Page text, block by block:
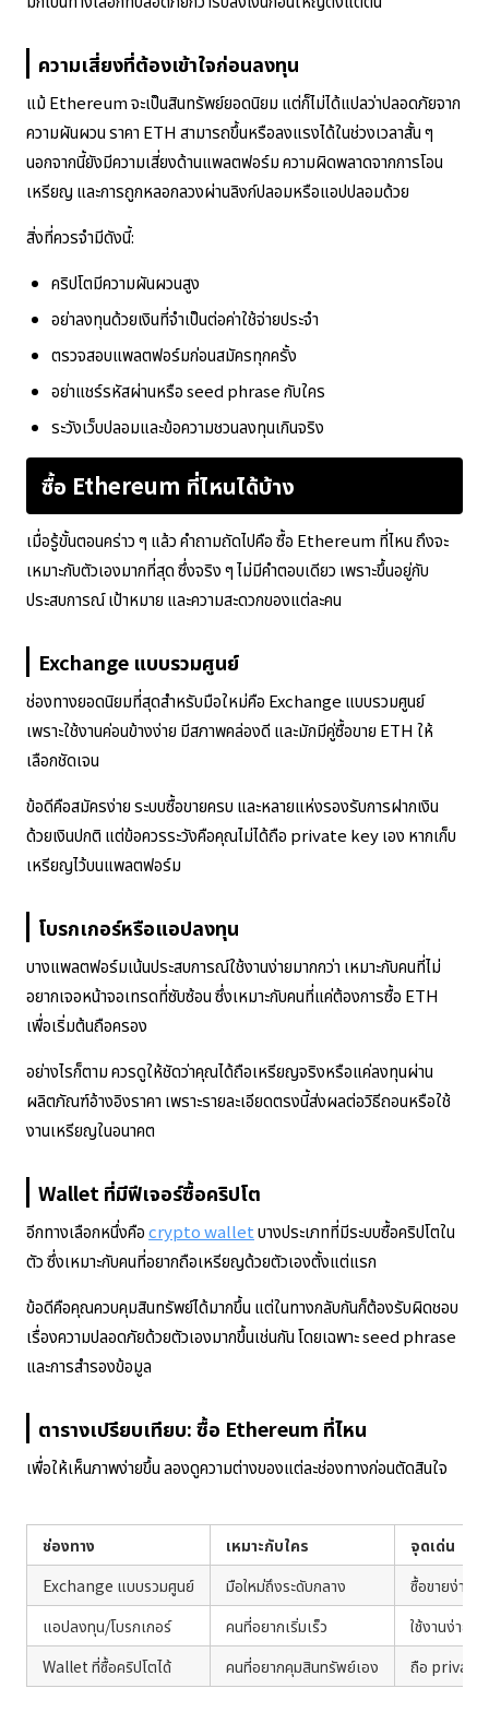
ความเสี่ยงที่ต้องเข้าใจก่อนลงทุน
แม้ Ethereum จะเป็นสินทรัพย์ยอดนิยม แต่ก็ไม่ได้แปลว่าปลอดภัยจาก
ความผันผวน ราคา ETH สามารถขึ้นหรือลงแรงได้ในช่วงเวลาสั้น ๆ
นอกจากนี้ยังมีความเสี่ยงด้านแพลตฟอร์ม ความผิดพลาดจากการโอน
เหรียญ และการถูกหลอกลวงผ่านลิงก์ปลอมหรือแอปปลอมด้วย
สิ่งที่ควรจำมีดังนี้:
คริปโตมีความผันผวนสูง
อย่าลงทุนด้วยเงินที่จำเป็นต่อค่าใช้จ่ายประจำ
ตรวจสอบแพลตฟอร์มก่อนสมัครทุกครั้ง
อย่าแชร์รหัสผ่านหรือ seed phrase กับใคร
ระวังเว็บปลอมและข้อความชวนลงทุนเกินจริง
ซื้อ Ethereum ที่ไหนได้บ้าง
เมื่อรู้ขั้นตอนคร่าว ๆ แล้ว คำถามถัดไปคือ ซื้อ Ethereum ที่ไหน ถึงจะ
เหมาะกับตัวเองมากที่สุด ซึ่งจริง ๆ ไม่มีคำตอบเดียว เพราะขึ้นอยู่กับ
ประสบการณ์ เป้าหมาย และความสะดวกของแต่ละคน
Exchange แบบรวมศูนย์
ช่องทางยอดนิยมที่สุดสำหรับมือใหม่คือ Exchange แบบรวมศูนย์
เพราะใช้งานค่อนข้างง่าย มีสภาพคล่องดี และมักมีคู่ซื้อขาย ETH ให้
เลือกชัดเจน
ข้อดีคือสมัครง่าย ระบบซื้อขายครบ และหลายแห่งรองรับการฝากเงิน
ด้วยเงินปกติ แต่ข้อควรระวังคือคุณไม่ได้ถือ private key เอง หากเก็บ
เหรียญไว้บนแพลตฟอร์ม
โบรกเกอร์หรือแอปลงทุน
บางแพลตฟอร์มเน้นประสบการณ์ใช้งานง่ายมากกว่า เหมาะกับคนที่ไม่
อยากเจอหน้าจอเทรดที่ซับซ้อน ซึ่งเหมาะกับคนที่แค่ต้องการซื้อ ETH
เพื่อเริ่มต้นถือครอง
อย่างไรก็ตาม ควรดูให้ชัดว่าคุณได้ถือเหรียญจริงหรือแค่ลงทุนผ่าน
ผลิตภัณฑ์อ้างอิงราคา เพราะรายละเอียดตรงนี้ส่งผลต่อวิธีถอนหรือใช้
งานเหรียญในอนาคต
Wallet ที่มีฟีเจอร์ซื้อคริปโต
อีกทางเลือกหนึ่งคือcrypto walletบางประเภทที่มีระบบซื้อคริปโตใน
ตัว ซึ่งเหมาะกับคนที่อยากถือเหรียญด้วยตัวเองตั้งแต่แรก
ข้อดีคือคุณควบคุมสินทรัพย์ได้มากขึ้น แต่ในทางกลับกันก็ต้องรับผิดชอบ
เรื่องความปลอดภัยด้วยตัวเองมากขึ้นเช่นกัน โดยเฉพาะ seed phrase
และการสำรองข้อมูล
ตารางเปรียบเทียบ: ซื้อ Ethereum ที่ไหน
เพื่อให้เห็นภาพง่ายขึ้น ลองดูความต่างของแต่ละช่องทางก่อนตัดสินใจ
ช่องทาง เหมาะกับใคร
จุดเด่น
Exchange แบบรวมศูนย์
มือใหม่ถึงระดับกลาง
ซื้อขายง่าย
แอปลงทุน/โบรกเกอร์
คนที่อยากเริ่มเร็ว
ใช้งานง่าย ขั้
Wallet ที่ซื้อคริปโตได้
คนที่อยากคุมสินทรัพย์เอง ถือ private